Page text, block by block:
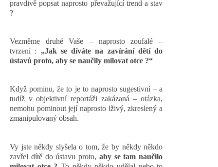
pravdivě popsat naprosto převažující trend a stav
?
Vezměme druhé Vaše – naprosto zoufalé –
tvrzení : „Jak se díváte na zavírání dětí do
ústavů proto, aby se naučily milovat otce ?“
Když pominu, že to je to naprosto sugestivní – a
tudíž v objektivní reportáži zakázaná – otázka,
nemohu pominout její naprosto lživý, zkreslený a
zmanipulovaný obsah.
Vy jste někdy slyšela o tom, že by někdy někdo
zavřel dítě do ústavu proto, aby se tam naučilo